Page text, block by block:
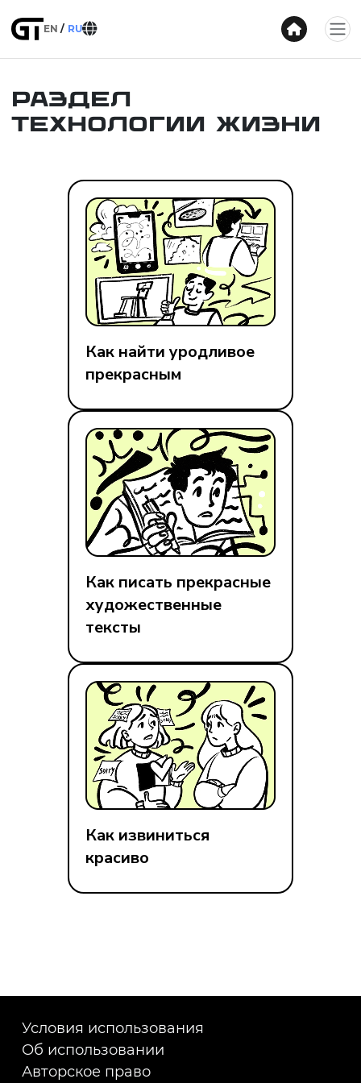
EN RU
Раздел
Технологии жизни
Как найти уродливое
прекрасным
Как писать прекрасные
художественные
тексты
Как извиниться
красиво
Условия использования
Об использовании
Авторское право